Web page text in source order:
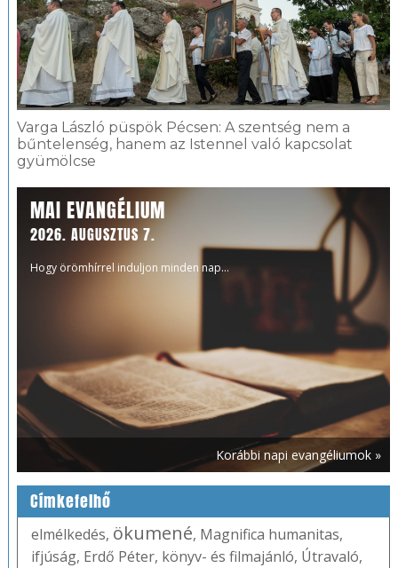
Varga László püspök Pécsen: A szentség nem a
bűntelenség, hanem az Istennel való kapcsolat
gyümölcse
MAI EVANGÉLIUM
2026. AUGUSZTUS 7.
Hogy örömhírrel induljon minden nap...
Korábbi napi evangéliumok »
Címkefelhő
elmélkedés, ökumené, Magnifica humanitas,
ifjúság, Erdő Péter, könyv- és filmajánló, Útravaló,